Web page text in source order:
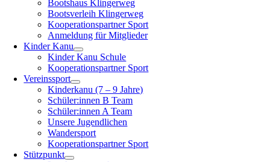
Bootshaus Klingerweg
Bootsverleih Klingerweg
Kooperationspartner Sport
Anmeldung für Mitglieder
Kinder Kanu
Kinder Kanu Schule
Kooperationspartner Sport
Vereinssport
Kinderkanu (7 – 9 Jahre)
Schüler:innen B Team
Schüler:innen A Team
Unsere Jugendlichen
Wandersport
Kooperationspartner Sport
Stützpunkt